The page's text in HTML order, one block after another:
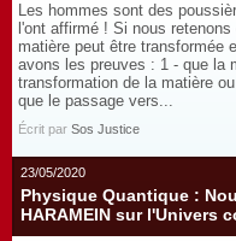
Les hommes sont des
l'ont affirmé ! Si nous
matière peut être transformée
avons les preuves : 1 - que la
transformation de la matière
que le passage vers...
Écrit par Sos Justice
23/05/2020
Physique Quantique :
HARAMEIN sur l'Univers